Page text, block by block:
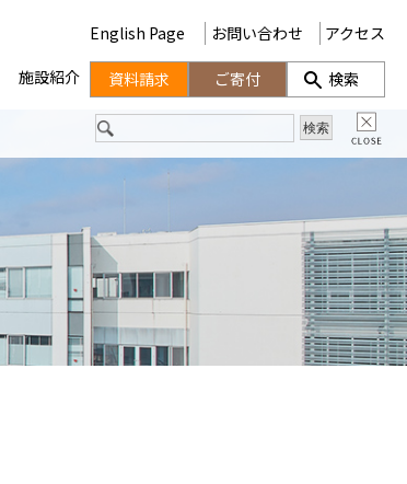
施設紹介
English Page お問い合わせ アクセス
資料請求 ご寄付 検索